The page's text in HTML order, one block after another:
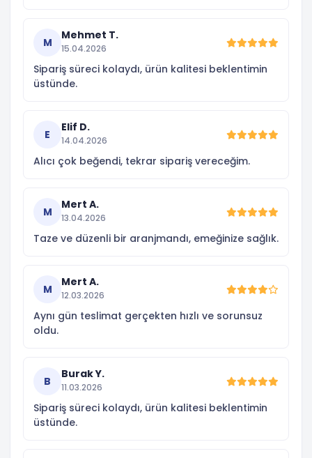
M
Mehmet T.
15.04.2026
Sipariş süreci kolaydı, ürün kalitesi beklentimin
üstünde.
E
Elif D.
14.04.2026
Alıcı çok beğendi, tekrar sipariş vereceğim.
M
Mert A.
13.04.2026
Taze ve düzenli bir aranjmandı, emeğinize sağlık.
M
Mert A.
12.03.2026
Aynı gün teslimat gerçekten hızlı ve sorunsuz
oldu.
B
Burak Y.
11.03.2026
Sipariş süreci kolaydı, ürün kalitesi beklentimin
üstünde.